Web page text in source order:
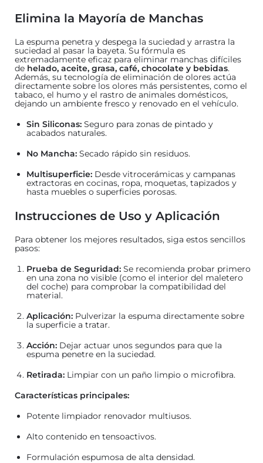
Elimina la Mayoría de Manchas
La espuma penetra y despega la suciedad y arrastra la
suciedad al pasar la bayeta. Su fórmula es
extremadamente eficaz para eliminar manchas difíciles
de helado, aceite, grasa, café, chocolate y bebidas.
Además, su tecnología de eliminación de olores actúa
directamente sobre los olores más persistentes, como el
tabaco, el humo y el rastro de animales domésticos,
dejando un ambiente fresco y renovado en el vehículo.
Sin Siliconas: Seguro para zonas de pintado y
acabados naturales.
No Mancha: Secado rápido sin residuos.
Multisuperficie: Desde vitrocerámicas y campanas
extractoras en cocinas, ropa, moquetas, tapizados y
hasta muebles o superficies porosas.
Instrucciones de Uso y Aplicación
Para obtener los mejores resultados, siga estos sencillos
pasos:
Prueba de Seguridad: Se recomienda probar primero
en una zona no visible (como el interior del maletero
del coche) para comprobar la compatibilidad del
material.
Aplicación: Pulverizar la espuma directamente sobre
la superficie a tratar.
Acción: Dejar actuar unos segundos para que la
espuma penetre en la suciedad.
Retirada: Limpiar con un paño limpio o microfibra.
Características principales:
Potente limpiador renovador multiusos.
Alto contenido en tensoactivos.
Formulación espumosa de alta densidad.